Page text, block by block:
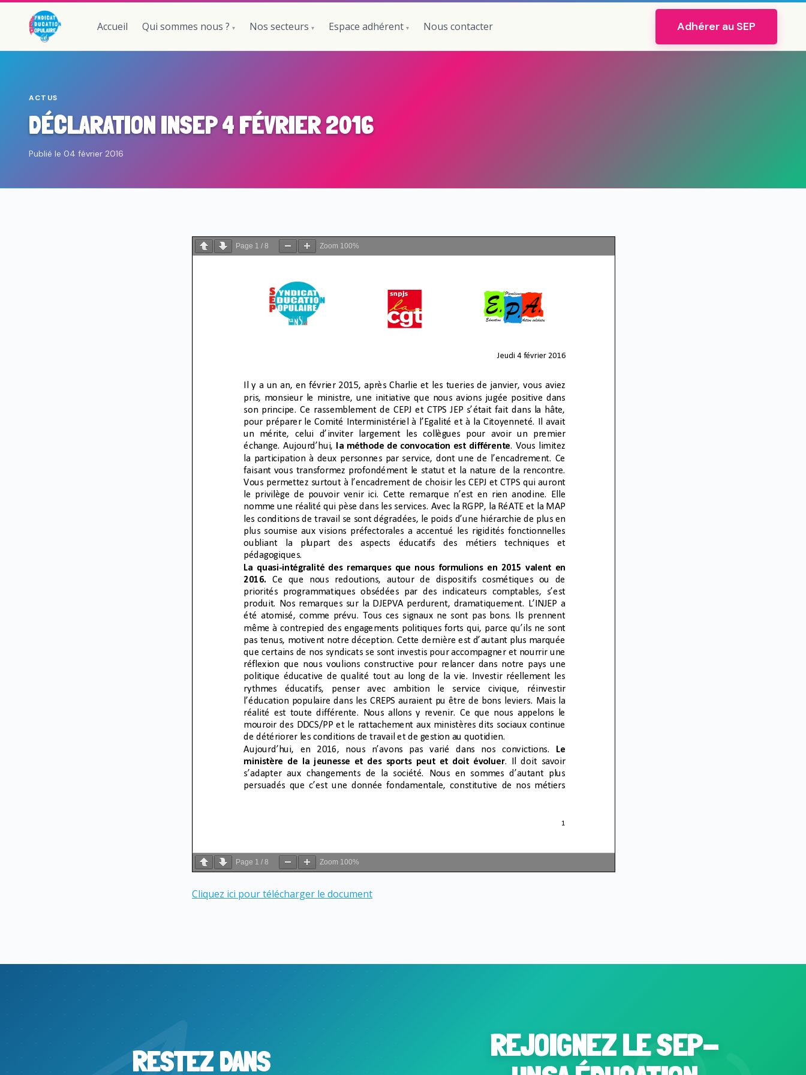
Accueil Qui sommes nous ? Nos secteurs Espace adhérent Nous contacter Adhérer au SEP
ACTUS
DÉCLARATION INSEP 4 FÉVRIER 2016
Publié le 04 février 2016
Page 1 / 8 Zoom 100%
Page 1 / 8 Zoom 100%
Cliquez ici pour télécharger le document
RESTEZ DANS
REJOIGNEZ LE SEP-